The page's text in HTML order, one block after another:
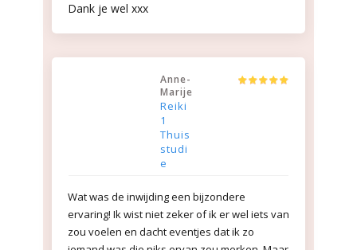
Dank je wel xxx
Anne-
Marije
Reiki
1
Thuis
studi
e
Wat was de inwijding een bijzondere
ervaring! Ik wist niet zeker of ik er wel iets van
zou voelen en dacht eventjes dat ik zo